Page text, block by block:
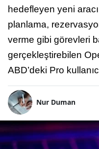
hedefleyen yeni aracı
planlama,
verme gibi görevleri
gerçekleştirebilen
ABD’deki Pro
Nur Duman